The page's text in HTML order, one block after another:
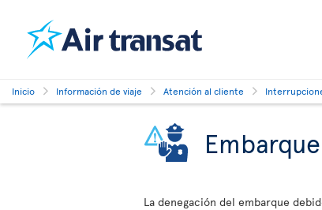
Inicio Información de viaje Atención al cliente
La denegación del embarque